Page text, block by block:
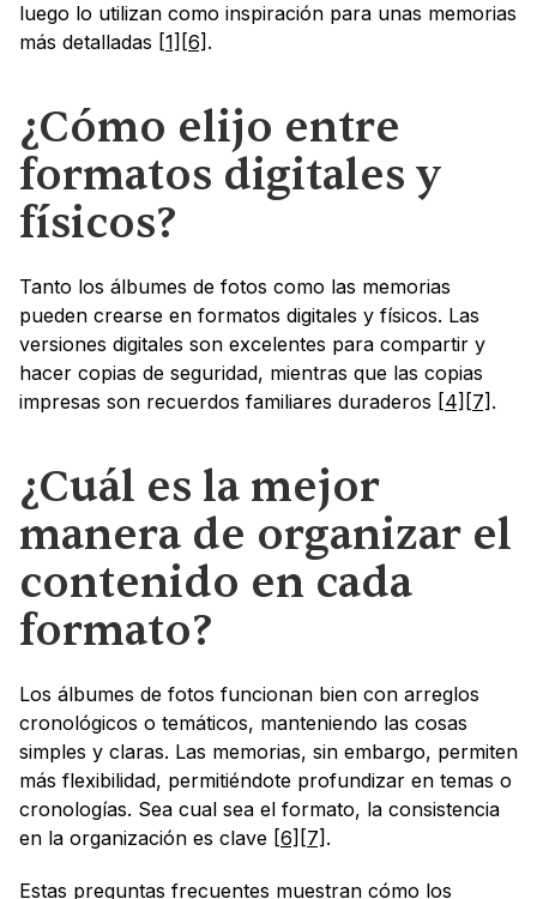
luego lo utilizan como inspiración para unas memorias
más detalladas [1] [6] .
¿Cómo elijo entre
formatos digitales y
físicos?
Tanto los álbumes de fotos como las memorias
pueden crearse en formatos digitales y físicos. Las
versiones digitales son excelentes para compartir y
hacer copias de seguridad, mientras que las copias
impresas son recuerdos familiares duraderos [4] [7] .
¿Cuál es la mejor
manera de organizar el
contenido en cada
formato?
Los álbumes de fotos funcionan bien con arreglos
cronológicos o temáticos, manteniendo las cosas
simples y claras. Las memorias, sin embargo, permiten
más flexibilidad, permitiéndote profundizar en temas o
cronologías. Sea cual sea el formato, la consistencia
en la organización es clave [6] [7] .
Estas preguntas frecuentes muestran cómo los